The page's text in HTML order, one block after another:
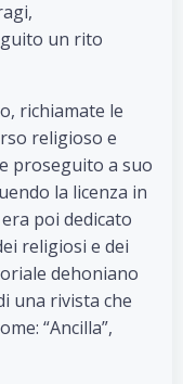
un rito
richiamate le
religioso e
proseguito a suo
la licenza in
poi dedicato
religiosi e dei
dehoniano
una rivista che
“Ancilla”,